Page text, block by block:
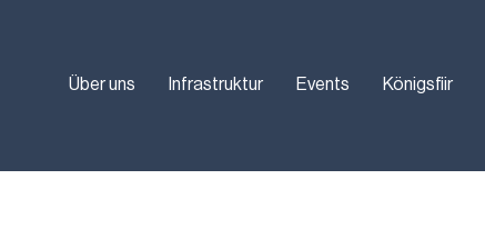
Über uns Infrastruktur Events Königsfiir